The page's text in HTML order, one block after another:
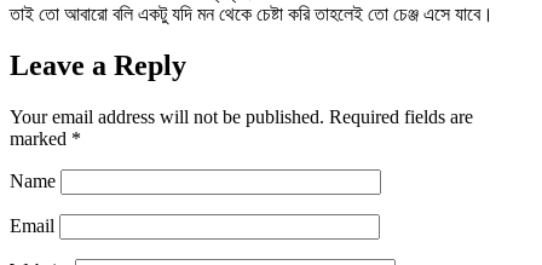
তাই তো আবারো বলি একটু যদি মন থেকে চেষ্টা করি তাহলেই তো চেঞ্জ এসে যাবে।
Leave a Reply
Your email address will not be published. Required fields are
marked *
Name
Email